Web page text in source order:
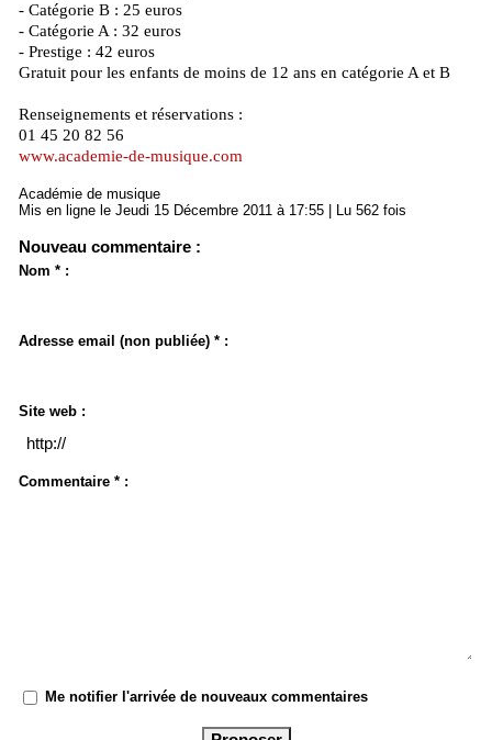
- Catégorie B : 25 euros
- Catégorie A : 32 euros
- Prestige : 42 euros
Gratuit pour les enfants de moins de 12 ans en catégorie A et B
Renseignements et réservations :
01 45 20 82 56
www.academie-de-musique.com
Académie de musique
Mis en ligne le Jeudi 15 Décembre 2011 à 17:55 | Lu 562 fois
Nouveau commentaire :
Nom * :
Adresse email (non publiée) * :
Site web :
Commentaire * :
Me notifier l'arrivée de nouveaux commentaires